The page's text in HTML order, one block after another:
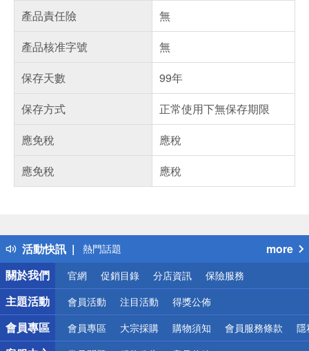
產品責任險
無
產品核准字號
無
保存天數
99年
保存方式
正常使用下無保存期限
應免稅
應稅
應免稅
應稅
活動快訊
得獎公告
熱門話題
銀行優惠
偏遠地區配送
詐騙網頁！請小心！
more
關於我們
官網 促銷目錄 分店資訊 保險服務
主題活動 會員活動 注目活動 得獎公佈
會員專區 會員專區 大宗採購 購物須知 會員服務條款 隱